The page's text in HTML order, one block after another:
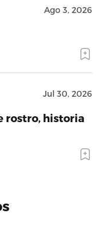
Ago 3, 2026
Jul 30, 2026
rostro, historia